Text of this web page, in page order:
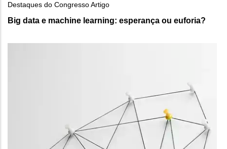
Destaques do Congresso Artigo
Big data e machine learning: esperança ou euforia?